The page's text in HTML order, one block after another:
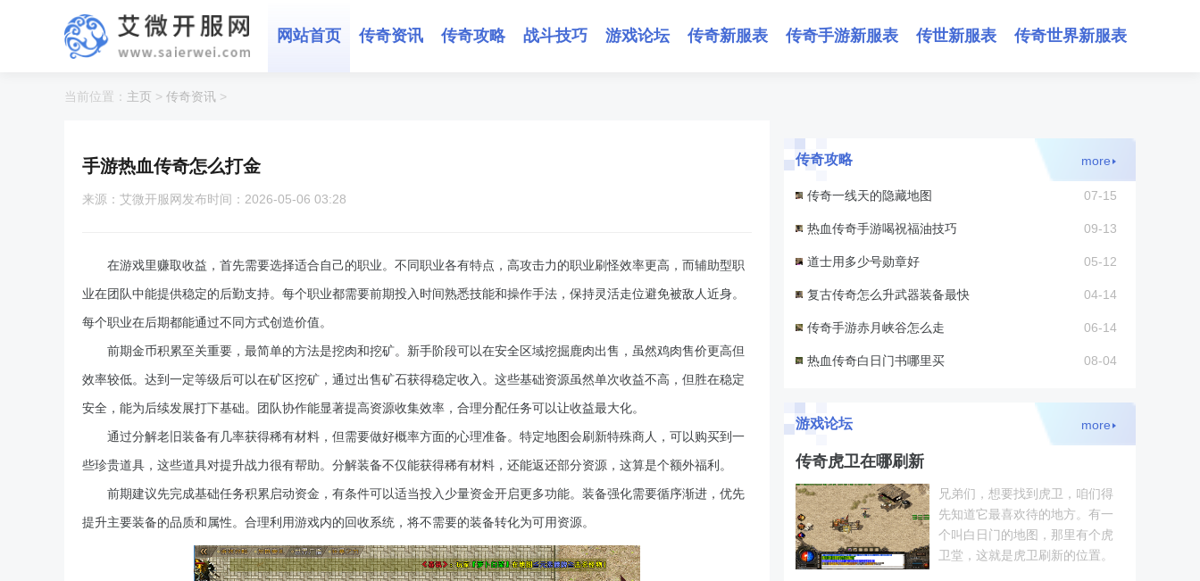
网站首页 传奇资讯 传奇攻略 战斗技巧 游戏论坛 传奇新服表 传奇手游新服表 传世新服表 传奇世界新服表
当前位置： 主页 > 传奇资讯 >
手游热血传奇怎么打金
来源：艾微开服网 发布时间：2026-05-06 03:28
在游戏里赚取收益，首先需要选择适合自己的职业。不同职业各有特点，高攻击力的职业刷怪效率更高，而辅助型职
业在团队中能提供稳定的后勤支持。每个职业都需要前期投入时间熟悉技能和操作手法，保持灵活走位避免被敌人近身。
每个职业在后期都能通过不同方式创造价值。
前期金币积累至关重要，最简单的方法是挖肉和挖矿。新手阶段可以在安全区域挖掘鹿肉出售，虽然鸡肉售价更高但
效率较低。达到一定等级后可以在矿区挖矿，通过出售矿石获得稳定收入。这些基础资源虽然单次收益不高，但胜在稳定
安全，能为后续发展打下基础。团队协作能显著提高资源收集效率，合理分配任务可以让收益最大化。
通过分解老旧装备有几率获得稀有材料，但需要做好概率方面的心理准备。特定地图会刷新特殊商人，可以购买到一
些珍贵道具，这些道具对提升战力很有帮助。分解装备不仅能获得稀有材料，还能返还部分资源，这算是个额外福利。
前期建议先完成基础任务积累启动资金，有条件可以适当投入少量资金开启更多功能。装备强化需要循序渐进，优先
提升主要装备的品质和属性。合理利用游戏内的回收系统，将不需要的装备转化为可用资源。
传奇攻略 more
传奇一线天的隐藏地图 07-15
热血传奇手游喝祝福油技巧 09-13
道士用多少号勋章好 05-12
复古传奇怎么升武器装备最快 04-14
传奇手游赤月峡谷怎么走 06-14
热血传奇白日门书哪里买 08-04
游戏论坛 more
传奇虎卫在哪刷新
兄弟们，想要找到虎卫，咱们得
先知道它最喜欢待的地方。有一
个叫白日门的地图，那里有个虎
卫堂，这就是虎卫刷新的位置。